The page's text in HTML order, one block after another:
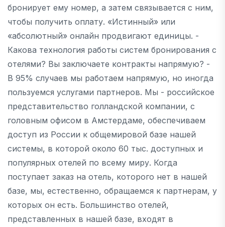
бронирует ему номер, а затем связывается с ним,
чтобы получить оплату. «Истинный» или
«абсолютный» онлайн продвигают единицы. -
Какова технология работы систем бронирования с
отелями? Вы заключаете контракты напрямую? -
В 95% случаев мы работаем напрямую, но иногда
пользуемся услугами партнеров. Мы - российское
представительство голландской компании, с
головным офисом в Амстердаме, обеспечиваем
доступ из России к общемировой базе нашей
системы, в которой около 60 тыс. доступных и
популярных отелей по всему миру. Когда
поступает заказ на отель, которого нет в нашей
базе, мы, естественно, обращаемся к партнерам, у
которых он есть. Большинство отелей,
представленных в нашей базе, входят в